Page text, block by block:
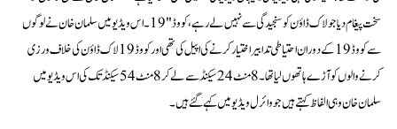
سخت پیغام دیا جو لاک ڈاؤن کو سنجیدگی سے نہیں لے رہے، کووڈ "19 ۔ اس ویڈیو میں سلمان خان نے لوگوں
سے کووڈ 19 کے دوران احتیاطی تدابیر اختیار کرنے کی اپیل کی تھی اور کووڈ 19 لاک ڈاؤن کی خلاف ورزی
کرنے والوں کو آڑے ہاتھوں لیا تھا۔ 8 منٹ 24 سیکنڈ سے لے کر 8 منٹ 54 سیکنڈ تک کی اس ویڈیو میں
سلمان خان وہی الفاظ کہتے ہیں جو وائرل ویڈیو میں کہے گئے ہیں۔